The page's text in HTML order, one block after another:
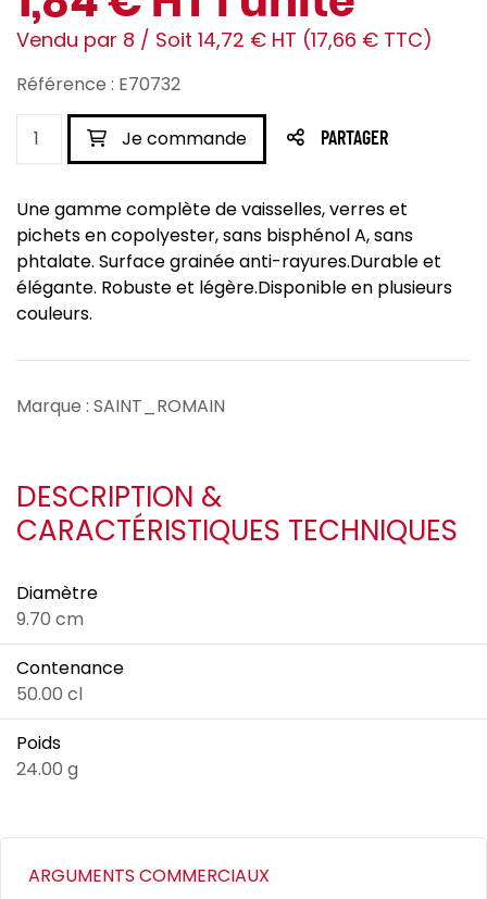
Vendu par 8 / Soit 14,72 € HT (17,66 € TTC)
Référence : E70732
Je commande PARTAGER
Une gamme complète de vaisselles, verres et
pichets en copolyester, sans bisphénol A, sans
phtalate. Surface grainée anti-rayures.Durable et
élégante. Robuste et légère.Disponible en plusieurs
couleurs.
Marque : SAINT_ROMAIN
DESCRIPTION &
CARACTÉRISTIQUES TECHNIQUES
Diamètre
9.70 cm
Contenance
50.00 cl
Poids
24.00 g
ARGUMENTS COMMERCIAUX